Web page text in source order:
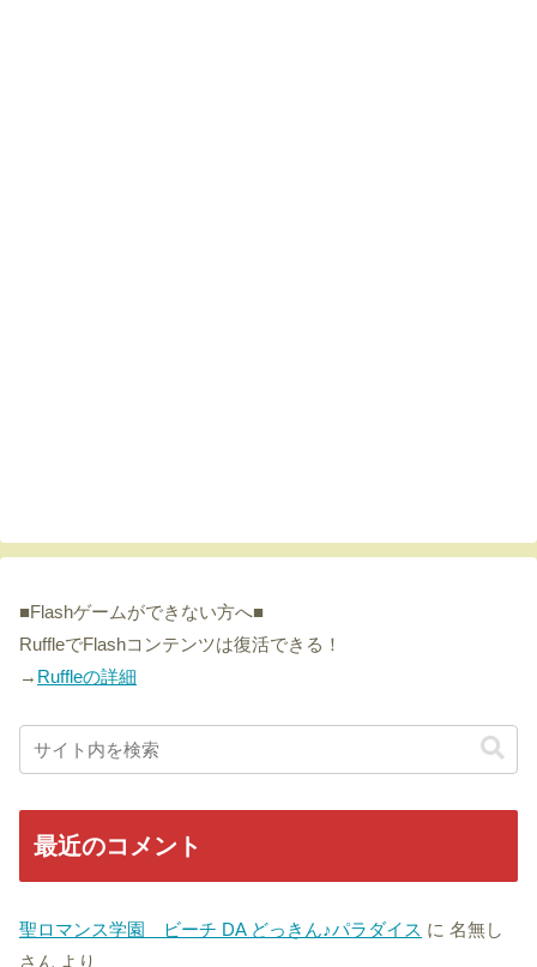
■Flashゲームができない方へ■
RuffleでFlashコンテンツは復活できる！
→ Ruffleの詳細
最近のコメント
聖ロマンス学園 ビーチ DA どっきん♪パラダイス に 名無し
さん より